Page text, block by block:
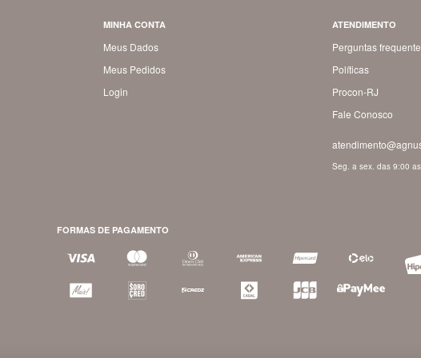
MINHA CONTA
Meus Dados
Meus Pedidos
Login
ATENDIMENTO
Perguntas
Políticas
Procon-RJ
Fale Conosco
Seg. a sex. das 9:00
FORMAS DE PAGAMENTO